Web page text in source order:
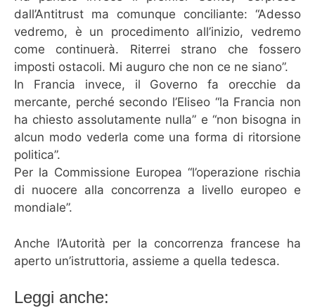
dall’Antitrust ma comunque conciliante: “Adesso
vedremo, è un procedimento all’inizio, vedremo
come continuerà. Riterrei strano che fossero
imposti ostacoli. Mi auguro che non ce ne siano”.
In Francia invece, il Governo fa orecchie da
mercante, perché secondo l’Eliseo “la Francia non
ha chiesto assolutamente nulla” e “non bisogna in
alcun modo vederla come una forma di ritorsione
politica”.
Per la Commissione Europea “l’operazione rischia
di nuocere alla concorrenza a livello europeo e
mondiale”.
Anche l’Autorità per la concorrenza francese ha
aperto un’istruttoria, assieme a quella tedesca.
Leggi anche: